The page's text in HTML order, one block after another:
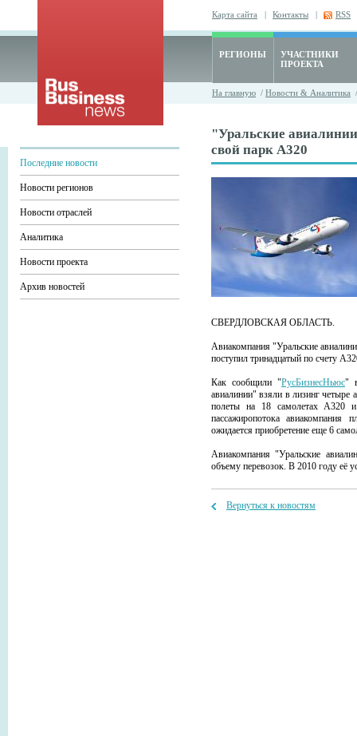
Карта сайта | Контакты | RSS
РЕГИОНЫ
УЧАСТНИКИ
ПРОЕКТА
На главную / Новости & Аналитика
Последние новости
Новости регионов
Новости отраслей
Аналитика
Новости проекта
Архив новостей
"Уральские
свой парк А320
СВЕРДЛОВСКАЯ ОБЛАСТЬ.
Авиакомпания "Уральские
поступил тринадцатый по счету
Как сообщили "РусБизнесНьюс"
авиалинии" взяли в лизинг четыре
полеты на 18 самолетах А320
пассажиропотока авиакомпания
ожидается приобретение еще 6
Авиакомпания "Уральские
объему перевозок. В 2010 году её
Вернуться к новостям